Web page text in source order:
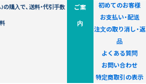
)の購入で、送料・代引手数
ご案
内
初めてのお客様
お支払い・配送
注文の取り消し・返
品
よくある質問
お問い合わせ
特定商取引の表示